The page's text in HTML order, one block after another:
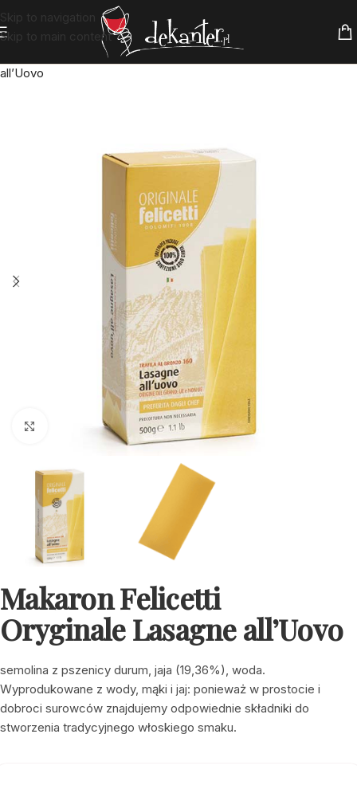
Skip to navigation
Skip to main content
Gourmet»Makaron Felicetti Oryginale Lasagne
all’Uovo
Click to enlarge
Makaron Felicetti
Oryginale Lasagne all’Uovo
semolina z pszenicy durum, jaja (19,36%), woda.
Wyprodukowane z wody, mąki i jaj: ponieważ w prostocie i
dobroci surowców znajdujemy odpowiednie składniki do
stworzenia tradycyjnego włoskiego smaku.